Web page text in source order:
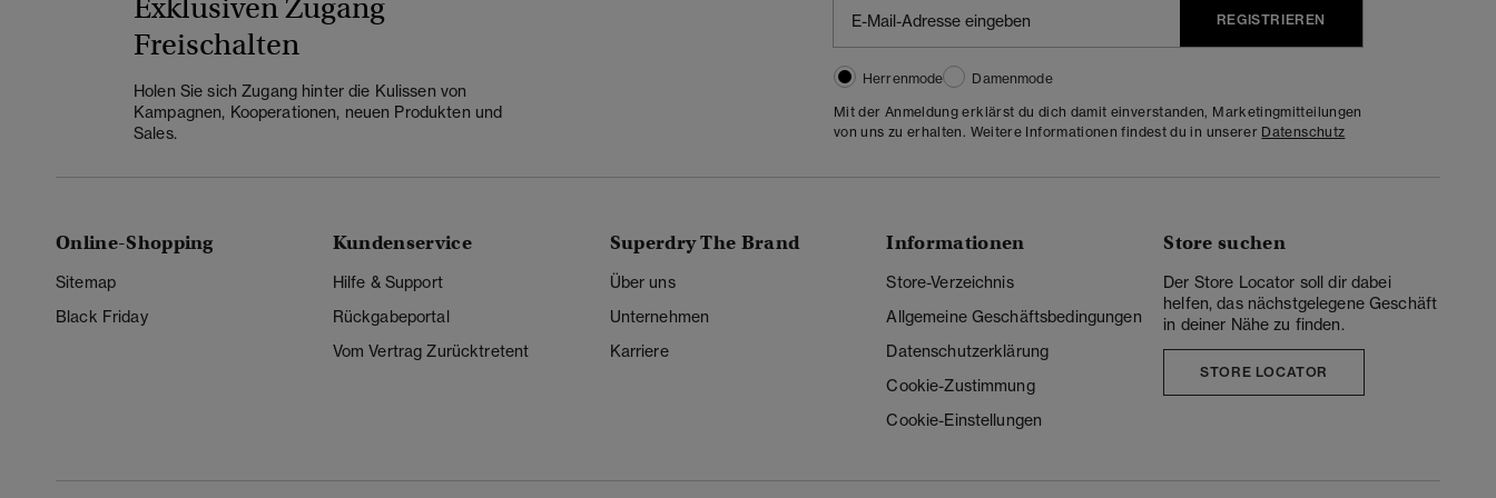
Exklusiven Zugang
Freischalten
Holen Sie sich Zugang hinter die Kulissen von
Kampagnen, Kooperationen, neuen Produkten und
Sales.
REGISTRIEREN
Herrenmode
Damenmode
Mit der Anmeldung erklärst du dich damit einverstanden, Marketingmitteilungen
von uns zu erhalten. Weitere Informationen findest du in unserer Datenschutz
Online-Shopping
Sitemap
Black Friday
Kundenservice
Hilfe & Support
Rückgabeportal
Vom Vertrag Zurücktretent
Superdry The Brand
Über uns
Unternehmen
Karriere
Informationen
Store-Verzeichnis
Allgemeine Geschäftsbedingungen
Datenschutzerklärung
Cookie-Zustimmung
Cookie-Einstellungen
Store suchen
Der Store Locator soll dir dabei
helfen, das nächstgelegene Geschäft
in deiner Nähe zu finden.
STORE LOCATOR